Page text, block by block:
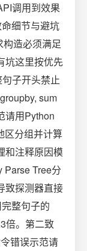
调用到效果
细节与避坑
造必须满足
坑这里按优先
子开头禁止
sum
请用Python
区分组并计算
和注释原因模
Parse Tree分
致探测器直接
整句子的
倍。第二致
错误示范请